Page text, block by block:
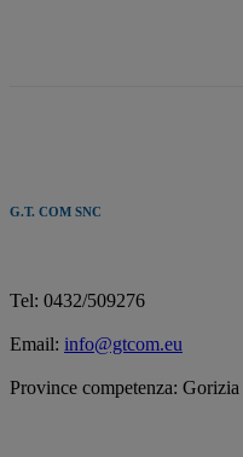
G.T. COM SNC
Tel: 0432/509276
Email: info@gtcom.eu
Province competenza: